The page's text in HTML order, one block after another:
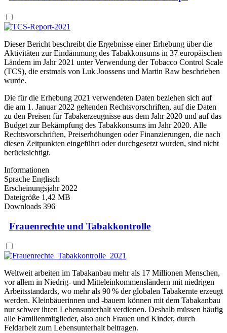
Dieser Bericht beschreibt die Ergebnisse einer Erhebung über die
Aktivitäten zur Eindämmung des Tabakkonsums in 37 europäischen
Ländern im Jahr 2021 unter Verwendung der Tobacco Control Scale
(TCS), die erstmals von Luk Joossens und Martin Raw beschrieben
wurde.
Die für die Erhebung 2021 verwendeten Daten beziehen sich auf
die am 1. Januar 2022 geltenden Rechtsvorschriften, auf die Daten
zu den Preisen für Tabakerzeugnisse aus dem Jahr 2020 und auf das
Budget zur Bekämpfung des Tabakkonsums im Jahr 2020. Alle
Rechtsvorschriften, Preiserhöhungen oder Finanzierungen, die nach
diesen Zeitpunkten eingeführt oder durchgesetzt wurden, sind nicht
berücksichtigt.
Informationen
Sprache Englisch
Erscheinungsjahr 2022
Dateigröße 1,42 MB
Downloads 396
Frauenrechte und Tabakkontrolle
Weltweit arbeiten im Tabakanbau mehr als 17 Millionen Menschen,
vor allem in Niedrig- und Mitteleinkommensländern mit niedrigen
Arbeitsstandards, wo mehr als 90 % der globalen Tabakernte erzeugt
werden. Kleinbäuerinnen und ‑bauern können mit dem Tabakanbau
nur schwer ihren Lebensunterhalt verdienen. Deshalb müssen häufig
alle Familienmitglieder, also auch Frauen und Kinder, durch
Feldarbeit zum Lebensunterhalt beitragen.